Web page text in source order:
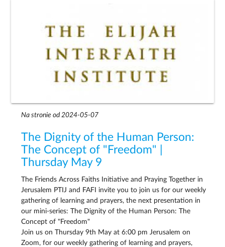
Na stronie od 2024-05-07
The Dignity of the Human Person:
The Concept of "Freedom" |
Thursday May 9
The Friends Across Faiths Initiative and Praying Together in
Jerusalem PTIJ and FAFI invite you to join us for our weekly
gathering of learning and prayers, the next presentation in
our mini-series: The Dignity of the Human Person: The
Concept of "Freedom"
Join us on Thursday 9th May at 6:00 pm Jerusalem on
Zoom, for our weekly gathering of learning and prayers,